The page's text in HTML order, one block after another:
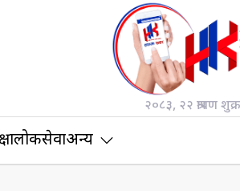
२०८३, २२ श्रावण
लोकसेवाअन्य